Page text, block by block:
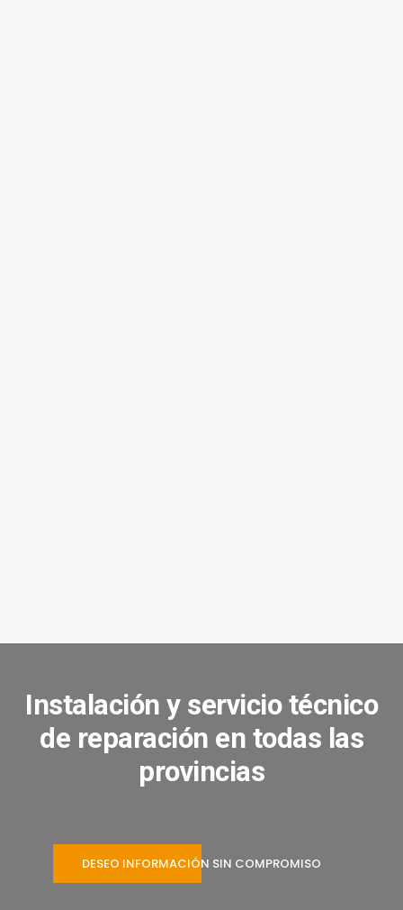
Instalación y servicio técnico
de reparación en todas las
provincias
DESEO INFORMACIÓN SIN COMPROMISO